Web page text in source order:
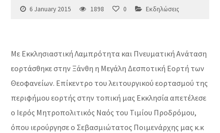
6 January 2015 1898 0 Εκδηλώσεις
Με Εκκλησιαστική Λαμπρότητα και Πνευματική Ανάταση
εορτάσθηκε στην Ξάνθη η Μεγάλη Δεσποτική Εορτή των
Θεοφανείων. Επίκεντρο του λειτουργικού εορτασμού της
περιφήμου εορτής στην τοπική μας Εκκλησία απετέλεσε
ο Ιερός Μητροπολιτικός Ναός του Τιμίου Προδρόμου,
όπου ιερούργησε ο Σεβασμιώτατος Ποιμενάρχης μας κ.κ